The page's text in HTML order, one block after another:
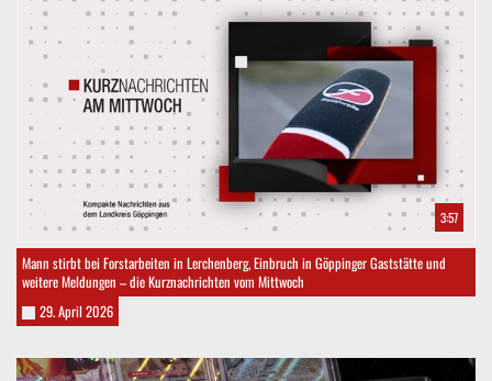
3:57
Mann stirbt bei Forstarbeiten in Lerchenberg, Einbruch in Göppinger Gaststätte und
weitere Meldungen – die Kurznachrichten vom Mittwoch
29. April 2026